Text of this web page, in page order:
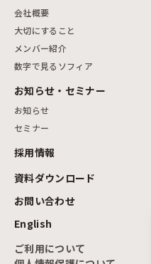
会社概要
大切にすること
メンバー紹介
数字で見るソフィア
お知らせ・セミナー
お知らせ
セミナー
採用情報
資料ダウンロード
お問い合わせ
English
ご利用について